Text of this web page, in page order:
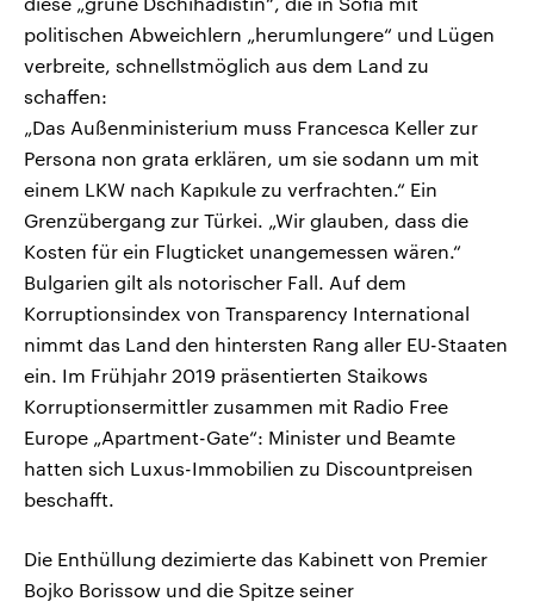
politischen Abweichlern „herumlungere“ und Lügen
verbreite, schnellstmöglich aus dem Land zu
schaffen:
„Das Außenministerium muss Francesca Keller zur
Persona non grata erklären, um sie sodann um mit
einem LKW nach Kapıkule zu verfrachten.“ Ein
Grenzübergang zur Türkei. „Wir glauben, dass die
Kosten für ein Flugticket unangemessen wären.“
Bulgarien gilt als notorischer Fall. Auf dem
Korruptionsindex von Transparency International
nimmt das Land den hintersten Rang aller EU-Staaten
ein. Im Frühjahr 2019 präsentierten Staikows
Korruptionsermittler zusammen mit Radio Free
Europe „Apartment-Gate“: Minister und Beamte
hatten sich Luxus-Immobilien zu Discountpreisen
beschafft.
Die Enthüllung dezimierte das Kabinett von Premier
Bojko Borissow und die Spitze seiner